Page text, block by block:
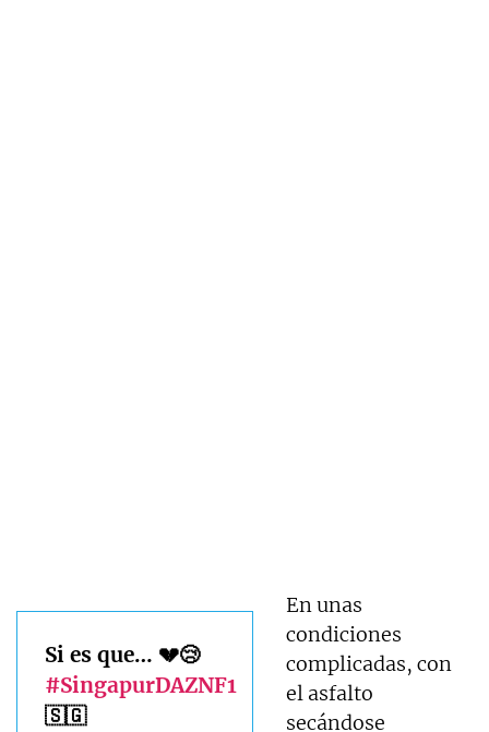
Si es que… 💔😢
#SingapurDAZNF1
🇸🇬
En unas
condiciones
complicadas, con
el asfalto
secándose